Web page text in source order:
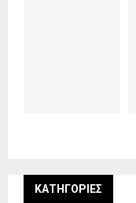
KΑΤΗΓΟΡΊΕΣ